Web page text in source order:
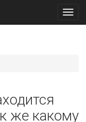
же какому